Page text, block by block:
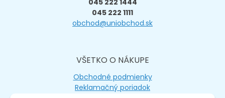
045 222 1444
045 222 1111
obchod@uniobchod.sk
VŠETKO O NÁKUPE
Obchodné podmienky
Reklamačný poriadok